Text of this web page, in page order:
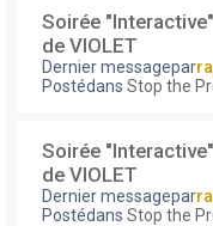
Soirée
de VIOLET
Dernier messagepar
Postédans Stop the
Soirée
de VIOLET
Dernier messagepar
Postédans Stop the